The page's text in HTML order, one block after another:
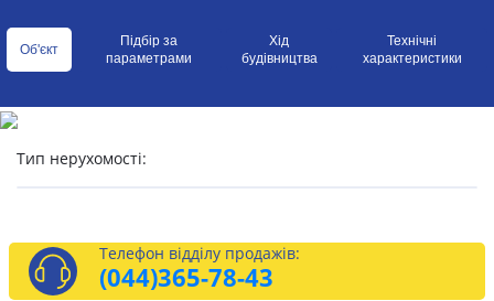
Об'єкт
Підбір за
параметрами
Хід
будівництва
Технічні
характеристики
Тип нерухомості:
Телефон відділу продажів:
(044)365-78-43